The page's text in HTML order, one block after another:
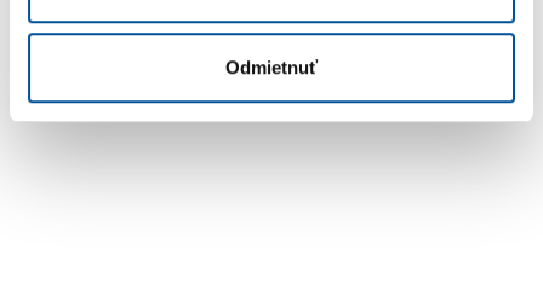
Odmietnuť